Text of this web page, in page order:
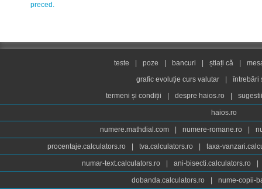
preced.
teste poze bancuri știați că
grafic evoluție curs valutar
întrebări
termeni și condiții
despre haios.ro
haios.ro
numere.mathdial.com numere-romane.ro
procentaje.calculators.ro tva.calculators.ro taxa-
numar-text.calculators.ro ani-bisecti.calculators.ro
dobanda.calculators.ro nume-copii-